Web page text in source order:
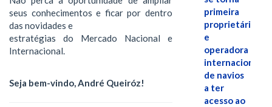
seus conhecimentos e ficar por dentro
das novidades e
estratégias do Mercado Nacional e
Internacional.
Seja bem-vindo, André Queiróz!
primeira
proprietária
e
operadora
internacional
de navios
a ter
acesso ao